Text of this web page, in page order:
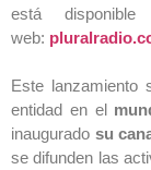
está
web:
Este lanzamiento
entidad en el
inaugurado su
se difunden las